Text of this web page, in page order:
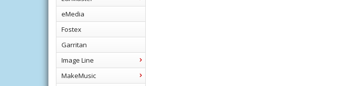
eMedia
Fostex
Garritan
Image Line
MakeMusic